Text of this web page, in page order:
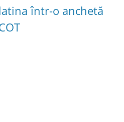
într-o anchetă